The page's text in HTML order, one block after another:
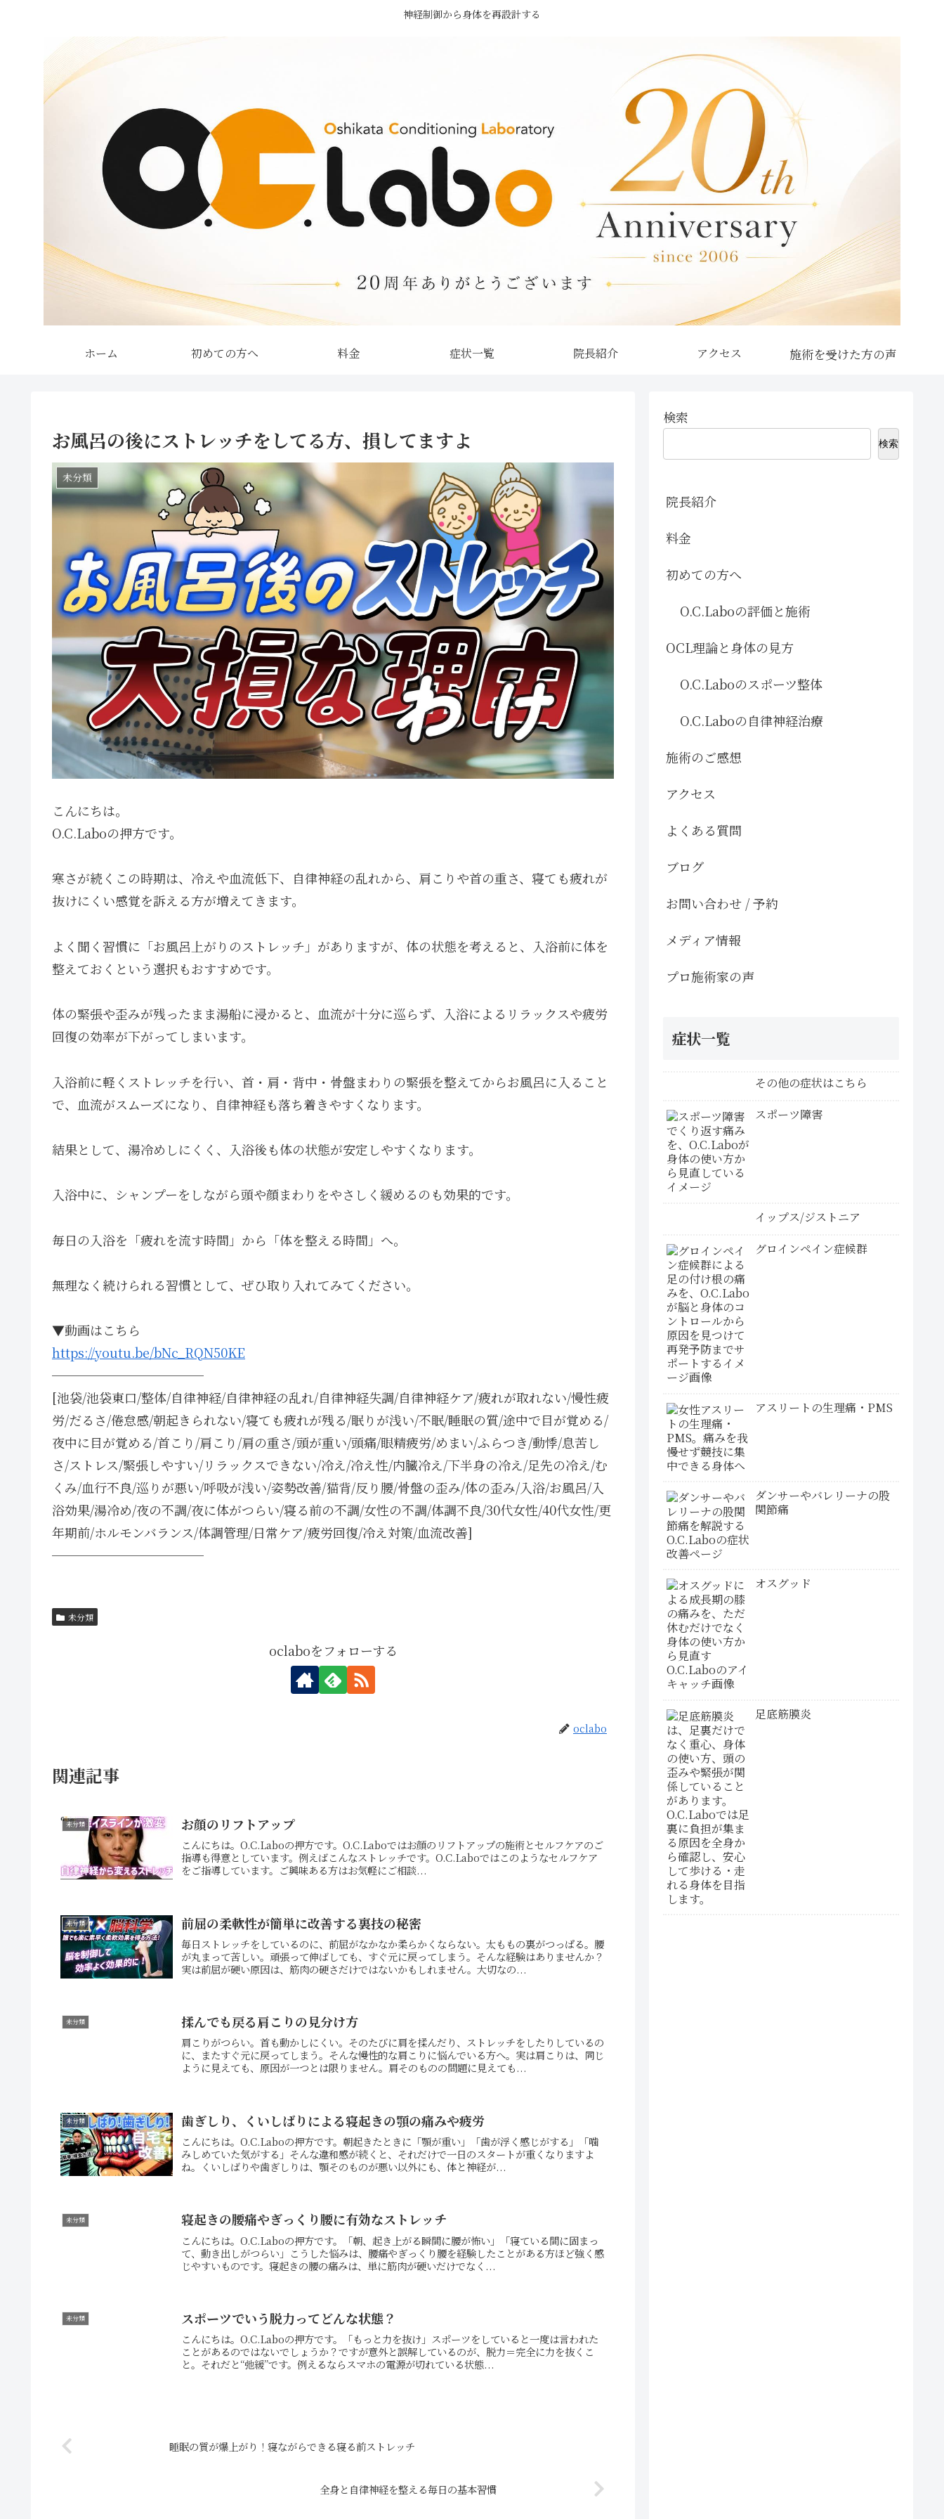
神経制御から身体を再設計する
ホーム 初めての方へ 料金 症状一覧 院長紹介 アクセス
お風呂の後にストレッチをしてる方、損してますよ
未分類
こんにちは。
O.C.Laboの押方です。
寒さが続くこの時期は、冷えや血流低下、自律神経の乱れから、肩こりや首の重さ、寝ても疲れが
抜けにくい感覚を訴える方が増えてきます。
よく聞く習慣に「お風呂上がりのストレッチ」がありますが、体の状態を考えると、入浴前に体を
整えておくという選択もおすすめです。
体の緊張や歪みが残ったまま湯船に浸かると、血流が十分に巡らず、入浴によるリラックスや疲労
回復の効率が下がってしまいます。
入浴前に軽くストレッチを行い、首・肩・背中・骨盤まわりの緊張を整えてからお風呂に入ること
で、血流がスムーズになり、自律神経も落ち着きやすくなります。
結果として、湯冷めしにくく、入浴後も体の状態が安定しやすくなります。
入浴中に、シャンプーをしながら頭や顔まわりをやさしく緩めるのも効果的です。
毎日の入浴を「疲れを流す時間」から「体を整える時間」へ。
無理なく続けられる習慣として、ぜひ取り入れてみてください。
▼動画はこちら
https://youtu.be/bNc_RQN50KE
────────────
[池袋/池袋東口/整体/自律神経/自律神経の乱れ/自律神経失調/自律神経ケア/疲れが取れない/慢性疲
労/だるさ/倦怠感/朝起きられない/寝ても疲れが残る/眠りが浅い/不眠/睡眠の質/途中で目が覚める/
夜中に目が覚める/首こり/肩こり/肩の重さ/頭が重い/頭痛/眼精疲労/めまい/ふらつき/動悸/息苦し
さ/ストレス/緊張しやすい/リラックスできない/冷え/冷え性/内臓冷え/下半身の冷え/足先の冷え/む
くみ/血行不良/巡りが悪い/呼吸が浅い/姿勢改善/猫背/反り腰/骨盤の歪み/体の歪み/入浴/お風呂/入
浴効果/湯冷め/夜の不調/夜に体がつらい/寝る前の不調/女性の不調/体調不良/30代女性/40代女性/更
年期前/ホルモンバランス/体調管理/日常ケア/疲労回復/冷え対策/血流改善]
────────────
未分類
oclaboをフォローする
oclabo
関連記事
未分類 お顔のリフトアップ
こんにちは。O.C.Laboの押方です。O.C.Laboではお顔のリフトアップの施術とセルフケアのご
指導も得意としています。例えばこんなストレッチです。O.C.Laboではこのようなセルフケア
をご指導しています。ご興味ある方はお気軽にご相談...
未分類 前屈の柔軟性が簡単に改善する裏技の秘密
毎日ストレッチをしているのに、前屈がなかなか柔らかくならない。太ももの裏がつっぱる。腰
が丸まって苦しい。頑張って伸ばしても、すぐ元に戻ってしまう。そんな経験はありませんか？
実は前屈が硬い原因は、筋肉の硬さだけではないかもしれません。大切なの...
未分類 揉んでも戻る肩こりの見分け方
肩こりがつらい。首も動かしにくい。そのたびに肩を揉んだり、ストレッチをしたりしているの
に、またすぐ元に戻ってしまう。そんな慢性的な肩こりに悩んでいる方へ。実は肩こりは、同じ
ように見えても、原因が一つとは限りません。肩そのものの問題に見えても...
未分類 歯ぎしり、くいしばりによる寝起きの顎の痛みや疲労
こんにちは。O.C.Laboの押方です。朝起きたときに「顎が重い」「歯が浮く感じがする」「噛
みしめていた気がする」そんな違和感が続くと、それだけで一日のスタートが重くなりますよ
ね。くいしばりや歯ぎしりは、顎そのものが悪い以外にも、体と神経が...
未分類 寝起きの腰痛やぎっくり腰に有効なストレッチ
こんにちは。O.C.Laboの押方です。「朝、起き上がる瞬間に腰が怖い」「寝ている間に固まっ
て、動き出しがつらい」こうした悩みは、腰痛やぎっくり腰を経験したことがある方ほど強く感
じやすいものです。寝起きの腰の痛みは、単に筋肉が硬いだけでなく...
未分類 スポーツでいう脱力ってどんな状態？
こんにちは。O.C.Laboの押方です。「もっと力を抜け」スポーツをしていると一度は言われた
ことがあるのではないでしょうか？ですが意外と誤解しているのが、脱力＝完全に力を抜くこ
と。それだと“弛緩”です。例えるならスマホの電源が切れている状態...
睡眠の質が爆上がり！寝ながらできる寝る前ストレッチ
全身と自律神経を整える毎日の基本習慣
検索
検索
院長紹介
料金
初めての方へ
O.C.Laboの評価と施術
OCL理論と身体の見方
O.C.Laboのスポーツ整体
O.C.Laboの自律神経治療
施術のご感想
アクセス
よくある質問
ブログ
お問い合わせ / 予約
メディア情報
プロ施術家の声
症状一覧
その他の症状はこちら
スポーツ障害
イップス/ジストニア
グロインペイン症候群
アスリートの生理痛・PMS
ダンサーやバレリーナの股
関節痛
オスグッド
足底筋膜炎